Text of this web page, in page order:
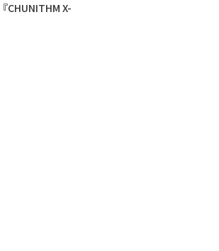
CHUNITHM X-